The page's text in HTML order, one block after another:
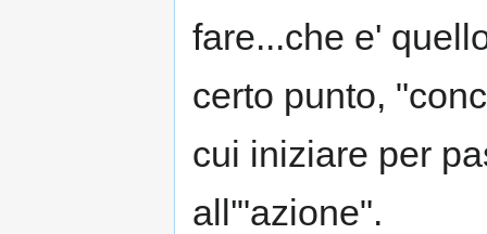
fare...che e'
certo punto,
cui iniziare per
all'"azione".